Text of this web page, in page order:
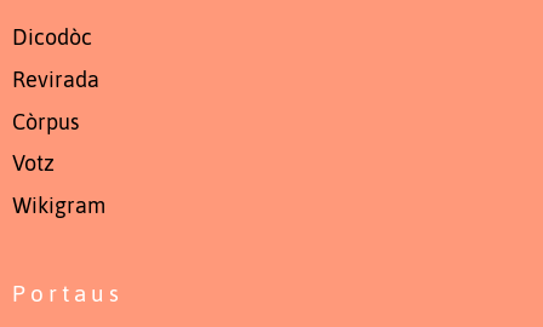
Dicodòc
Revirada
Còrpus
Votz
Wikigram
Portaus